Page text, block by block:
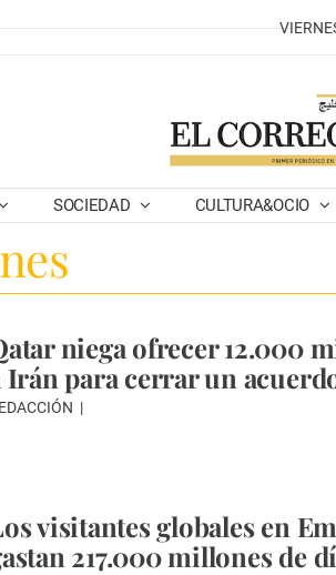
SOCIEDAD CULTURA&OCIO
niega ofrecer 12.000
Irán para cerrar un
visitantes globales en
217.000 millones de